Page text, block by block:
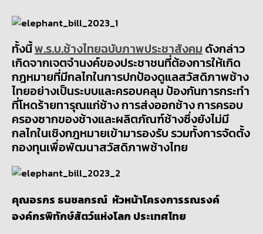
ทั้งนี้พ.ร.บ.ช้างไทยฉบับภาพประชาสังคม ดังกล่าว
เกิดจากเจตจำนงค์ของประชาชนที่ต้องการให้เกิด
กฎหมายที่มีกลไกในการปกป้องดูแลสวัสดิภาพช้าง
ไทยอย่างเป็นระบบและครอบคลุม ป้องกันการกระทำ
ที่โหดร้ายทารุณแก่ช้าง การส่งออกช้าง การครอบ
ครองซากของช้างและผลิตภัณฑ์ช้างซึ่งยังไม่มี
กลไกในเชิงกฎหมายเข้ามารองรับ รวมทั้งการจัดตั้ง
กองทุนเพื่อพัฒนาสวัสดิภาพช้างไทย
คุณอรกร ธนชลกรณ์ หัวหน้าโครงการรณรงค์
องค์กรพิทักษ์สัตว์แห่งโลก ประเทศไทย